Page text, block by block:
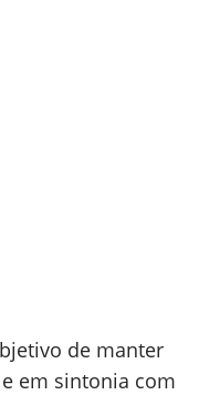
de manter
em sintonia com